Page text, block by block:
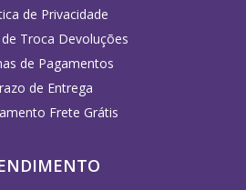
de Privacidade
Troca Devoluções
de Pagamentos
de Entrega
Frete Grátis